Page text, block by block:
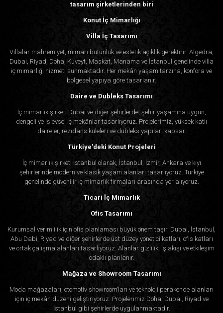
tasarım şirketlerinden biri
Konut İç Mimarlığı
Villa İç Tasarımı
Villalar mahremiyet, mimari bütünlük ve estetik açıklık gerektirir. Algedra,
Dubai, Riyad, Doha, Kuveyt, Maskat, Manama ve İstanbul genelinde villa
iç mimarlığı hizmeti sunmaktadır. Her mekân yaşam tarzına, konfora ve
bölgesel yapıya göre tasarlanır.
Daire ve Dubleks Tasarımı
İç mimarlık şirketi Dubai ve diğer şehirlerde, şehir yaşamına uygun,
dengeli ve işlevsel iç mekânlar tasarlıyoruz. Projelerimiz, yüksek katlı
daireler, rezidans kuleleri ve dubleks yapıları kapsar.
Türkiye'deki Konut Projeleri
İç mimarlık şirketi İstanbul olarak, İstanbul, İzmir, Ankara ve kıyı
şehirlerinde modern ve klasik yaşam alanları tasarlıyoruz. Türkiye
genelinde güvenilir iç mimarlık firmaları arasında yer alıyoruz.
Ticari İç Mimarlık
Ofis Tasarımı
Kurumsal verimlilik için ofis planlaması büyük önem taşır. Dubai, İstanbul,
Abu Dabi, Riyad ve diğer şehirlerde üst düzey yönetici katları, ofis katları
ve ortak çalışma alanları tasarlıyoruz. Alanlar gizlilik, iş akışı ve etkileşim
odaklı planlanır.
Mağaza ve Showroom Tasarımı
Moda mağazaları, otomotiv showroom’ları ve teknoloji perakende alanları
için iç mekân düzeni geliştiriyoruz. Projelerimiz Doha, Dubai, Riyad ve
İstanbul gibi şehirlerde uygulanmaktadır.